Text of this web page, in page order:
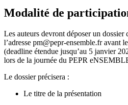
Modalité de
Les auteurs devront déposer un dossier
l’adresse pm@pepr-ensemble.fr avant
(deadline étendue jusqu’au 5 janvier
lors de la journée du PEPR
Le dossier précisera :
Le titre de la présentation